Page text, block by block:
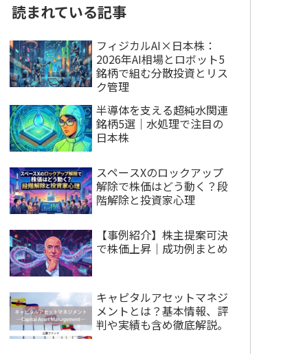
読まれている記事
フィジカルAI×日本株：
2026年AI相場とロボット5
銘柄で組む分散投資とリス
ク管理
半導体を支える超純水関連
銘柄5選｜水処理で注目の
日本株
スペースXのロックアップ
解除で株価はどう動く？段
階解除と投資家心理
【事例紹介】株主提案可決
で株価上昇｜成功例まとめ
キャピタルアセットマネジ
メントとは？基本情報、評
判や実績も含め徹底解説。